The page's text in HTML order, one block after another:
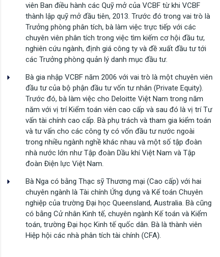
viên Ban điều hành các Quỹ mở của VCBF từ khi VCBF
thành lập quỹ mở đầu tiên, 2013. Trước đó trong vai trò là
Trưởng phòng phân tích, bà làm việc trực tiếp với các
chuyên viên phân tích trong việc tìm kiếm cơ hội đầu tư,
nghiên cứu ngành, định giá công ty và đề xuất đầu tư tới
các Trưởng phòng quản lý danh mục đầu tư.
Bà gia nhập VCBF năm 2006 với vai trò là một chuyên viên
đầu tư của bộ phận đầu tư vốn tư nhân (Private Equity).
Trước đó, bà làm việc cho Deloitte Việt Nam trong năm
năm với vị trí Kiểm toán viên cao cấp và sau đó là vị trí Tư
vấn tài chính cao cấp. Bà phụ trách và tham gia kiểm toán
và tư vấn cho các công ty có vốn đầu tư nước ngoài
trong nhiều ngành nghề khác nhau và một số tập đoàn
nhà nước lớn như Tập đoàn Dầu khí Việt Nam và Tập
đoàn Điện lực Việt Nam.
Bà Nga có bằng Thạc sỹ Thương mại (Cao cấp) với hai
chuyên ngành là Tài chính Ứng dụng và Kế toán Chuyên
nghiệp của trường Đại học Queensland, Australia. Bà cũng
có bằng Cử nhân Kinh tế, chuyên ngành Kế toán và Kiểm
toán, trường Đại học Kinh tế quốc dân. Bà là thành viên
Hiệp hội các nhà phân tích tài chính (CFA).